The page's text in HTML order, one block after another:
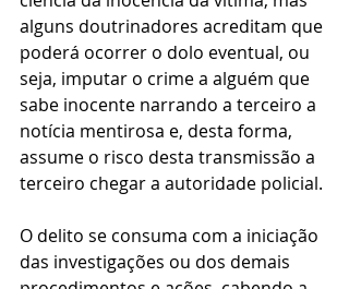
alguns doutrinadores acreditam que
poderá ocorrer o dolo eventual, ou
seja, imputar o crime a alguém que
sabe inocente narrando a terceiro a
notícia mentirosa e, desta forma,
assume o risco desta transmissão a
terceiro chegar a autoridade policial.
O delito se consuma com a iniciação
das investigações ou dos demais